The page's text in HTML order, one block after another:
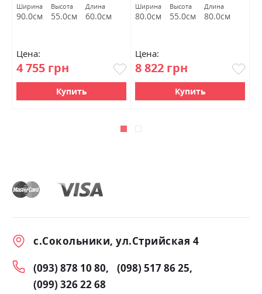
Ширина
90.0см
Высота
55.0см
Длина
60.0см
Цена:
4 755 грн
Купить
Ширина
80.0см
Высота
55.0см
Длина
80.0см
Цена:
8 822 грн
Купить
с.Сокольники, ул.Стрийская 4
(093) 878 10 80
(098) 517 86 25
(099) 326 22 68